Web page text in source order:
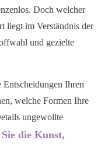
Doch welcher
liegt im Verständnis der
und gezielte
Ihren
welche Formen Ihre
ungewollte
die Kunst,